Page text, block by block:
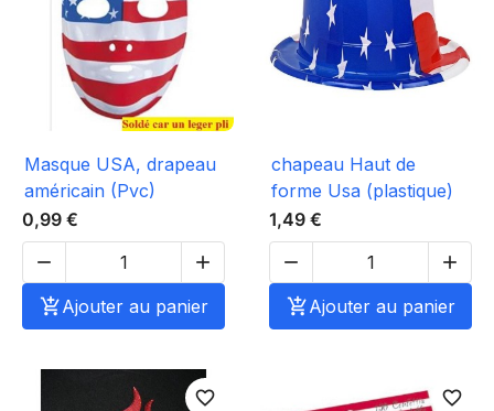
Masque USA, drapeau
américain (Pvc)
0,99 €


Ajouter au panier
chapeau Haut de
forme Usa (plastique)
1,49 €


Ajouter au panier
favorite_border favorite_border